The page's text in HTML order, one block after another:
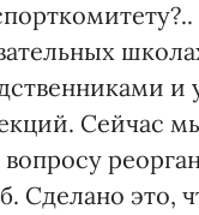
и
Сейчас
Сделано это,